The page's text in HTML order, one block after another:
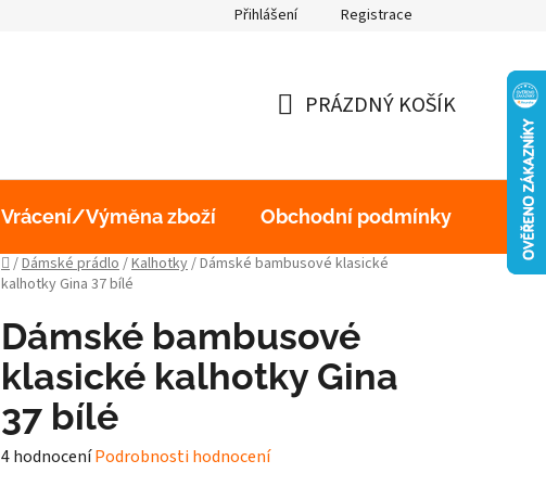
Přihlášení Registrace
KOŠÍK
PRÁZDNÝ KOŠÍK
Vrácení/Výměna zboží Obchodní podmínky
Domů
/Dámské prádlo/Kalhotky/Dámské bambusové klasické
kalhotky Gina 37 bílé
Dámské bambusové
klasické kalhotky Gina
37 bílé
Průměrné
4 hodnoceníPodrobnosti hodnocení